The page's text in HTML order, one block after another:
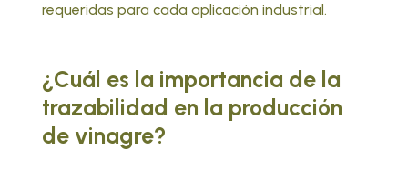
requeridas para cada aplicación industrial.
¿Cuál es la importancia de la
trazabilidad en la producción
de vinagre?